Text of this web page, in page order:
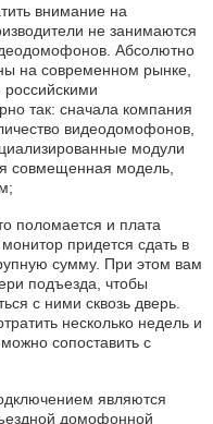
внимание на
не занимаются
Абсолютно
на современном рынке,
так: сначала компания
видеодомофонов,
модули
совмещенная модель,
поломается и плата
придется сдать в
сумму. При этом вам
подъезда, чтобы
с ними сквозь дверь.
несколько недель и
сопоставить с
являются
домофонной